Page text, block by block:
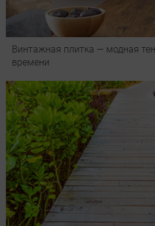
Винтажная плитка — модная
времени